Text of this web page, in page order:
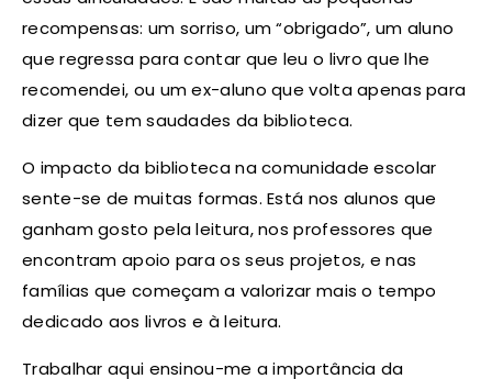
recompensas: um sorriso, um “obrigado”, um aluno
que regressa para contar que leu o livro que lhe
recomendei, ou um ex-aluno que volta apenas para
dizer que tem saudades da biblioteca.
O impacto da biblioteca na comunidade escolar
sente-se de muitas formas. Está nos alunos que
ganham gosto pela leitura, nos professores que
encontram apoio para os seus projetos, e nas
famílias que começam a valorizar mais o tempo
dedicado aos livros e à leitura.
Trabalhar aqui ensinou-me a importância da